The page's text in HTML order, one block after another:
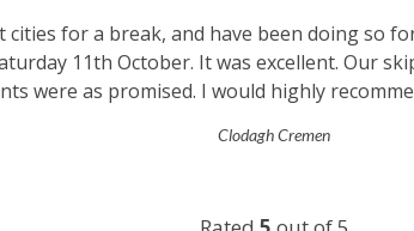
for a break, and have been doing so
11th October. It was excellent. Our
were as promised. I would highly
Clodagh Cremen